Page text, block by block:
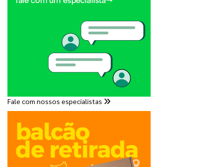
Fale com nossos especialistas